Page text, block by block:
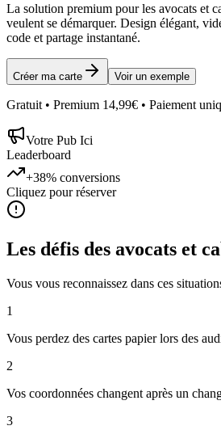
La solution premium pour les avocats et
veulent se démarquer. Design élégant,
code et partage instantané.
Créer ma carte Voir un exemple
Gratuit • Premium 14,99€ • Paiement
Votre Pub Ici
Leaderboard
+38% conversions
Cliquez pour réserver
Les défis des avocats et
Vous vous reconnaissez dans ces
1
Vous perdez des cartes papier lors des
2
Vos coordonnées changent après un
3